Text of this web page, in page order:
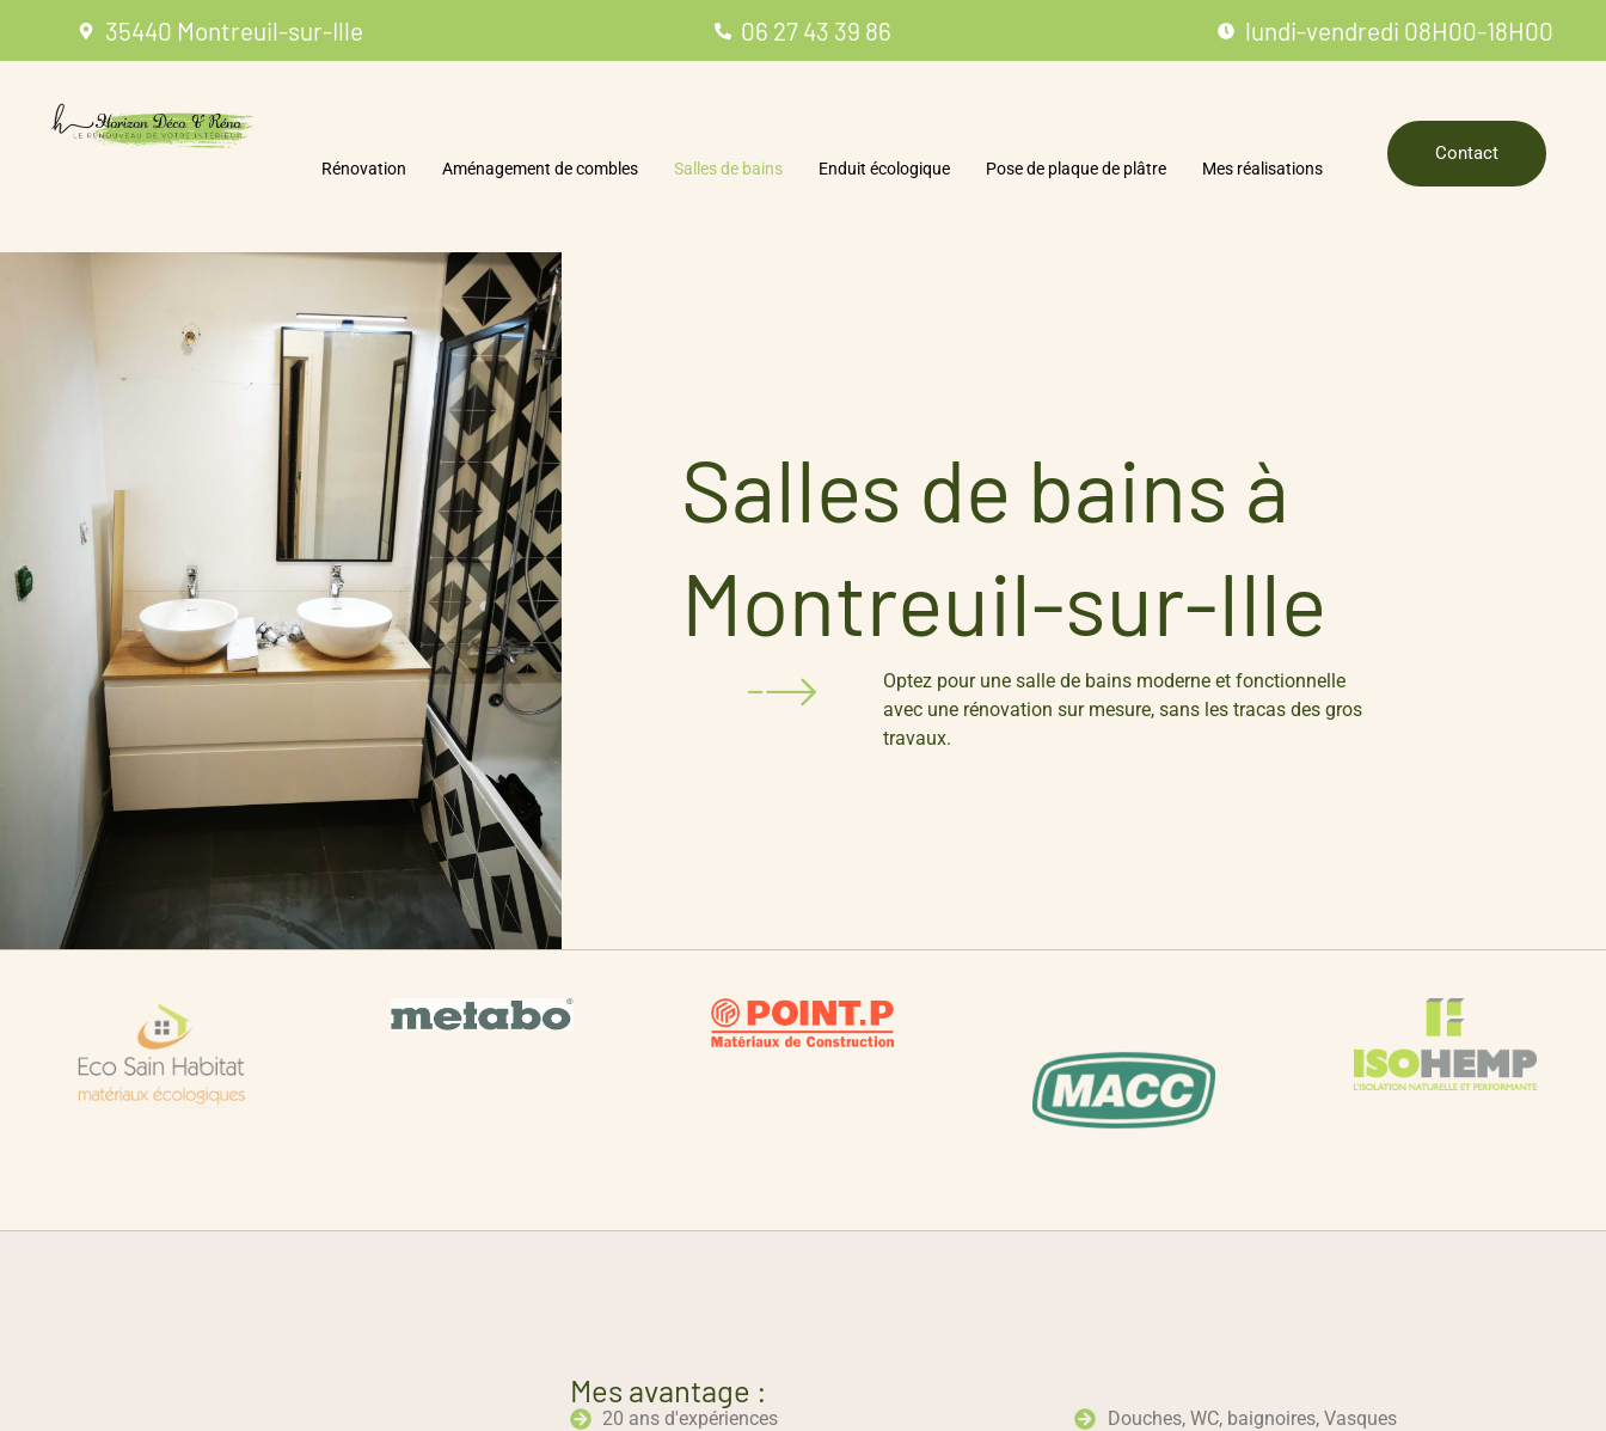
35440 Montreuil-sur-Ille 06 27 43 39 86 lundi-vendredi 08H00-18H00
Rénovation Aménagement de combles Salles de bains Enduit écologique Pose de plaque de plâtre Mes réalisations
Contact
Salles de bains à
Montreuil-sur-Ille
Optez pour une salle de bains moderne et fonctionnelle
avec une rénovation sur mesure, sans les tracas des gros
travaux.
Mes avantage :
20 ans d'expériences Douches, WC, baignoires, Vasques